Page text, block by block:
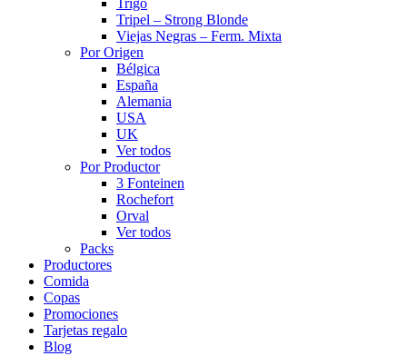
Trigo
Tripel – Strong Blonde
Viejas Negras – Ferm. Mixta
Por Origen
Bélgica
España
Alemania
USA
UK
Ver todos
Por Productor
3 Fonteinen
Rochefort
Orval
Ver todos
Packs
Productores
Comida
Copas
Promociones
Tarjetas regalo
Blog